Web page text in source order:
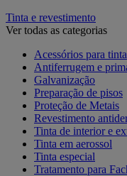
Tinta e revestimento
Ver todas as categorias
Acessórios para tinta
Antiferrugem e
Galvanização
Preparação de pisos
Proteção de Metais
Revestimento
Tinta de interior e
Tinta em aerossol
Tinta especial
Tratamento para